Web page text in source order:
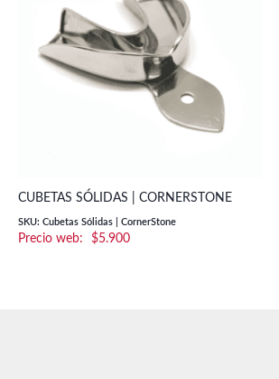
CUBETAS SÓLIDAS | CORNERSTONE
SKU: Cubetas Sólidas | CornerStone
$5.900